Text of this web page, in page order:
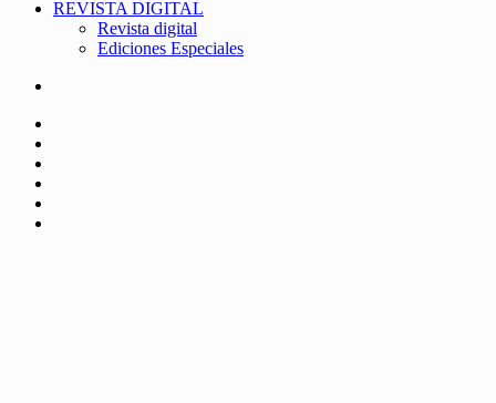
REVISTA DIGITAL
Revista digital
Ediciones Especiales